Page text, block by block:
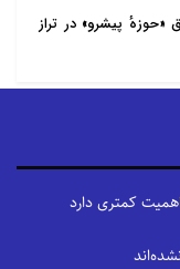
«حوزهٔ پیشرو» در تراز
کمتری دارد